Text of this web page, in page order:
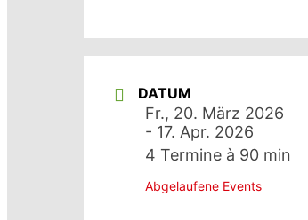
DATUM
Fr., 20. März 2026
- 17. Apr. 2026
4 Termine à 90 min
Abgelaufene Events